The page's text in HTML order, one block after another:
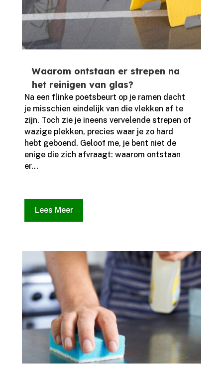
Waarom ontstaan er strepen na
het reinigen van glas?
Na een flinke poetsbeurt op je ramen dacht
je misschien eindelijk van die vlekken af te
zijn.​ Toch zie je ineens vervelende strepen of
wazige plekken, precies waar je zo hard
hebt geboend.​ Geloof me, je bent niet de
enige die zich afvraagt: waarom ontstaan
er...
Lees Meer